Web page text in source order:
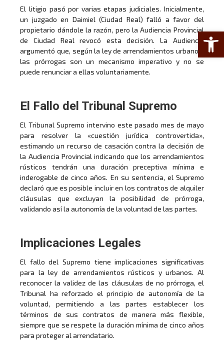
Abrir
El litigio pasó por varias etapas judiciales. Inicialmente,
un juzgado en Daimiel (Ciudad Real) falló a favor del
propietario dándole la razón, pero la Audiencia Provincial
de Ciudad Real revocó esta decisión. La Audiencia
argumentó que, según la ley de arrendamientos urbanos,
las prórrogas son un mecanismo imperativo y no se
puede renunciar a ellas voluntariamente.
El Fallo del Tribunal Supremo
El Tribunal Supremo intervino este pasado mes de mayo
para resolver la «cuestión jurídica controvertida»,
estimando un recurso de casación contra la decisión de
la Audiencia Provincial indicando que los arrendamientos
rústicos tendrán una duración preceptiva mínima e
inderogable de cinco años. En su sentencia, el Supremo
declaró que es posible incluir en los contratos de alquiler
cláusulas que excluyan la posibilidad de prórroga,
validando así la autonomía de la voluntad de las partes.
Implicaciones Legales
El fallo del Supremo tiene implicaciones significativas
para la ley de arrendamientos rústicos y urbanos. Al
reconocer la validez de las cláusulas de no prórroga, el
Tribunal ha reforzado el principio de autonomía de la
voluntad, permitiendo a las partes establecer los
términos de sus contratos de manera más flexible,
siempre que se respete la duración mínima de cinco años
para proteger al arrendatario.